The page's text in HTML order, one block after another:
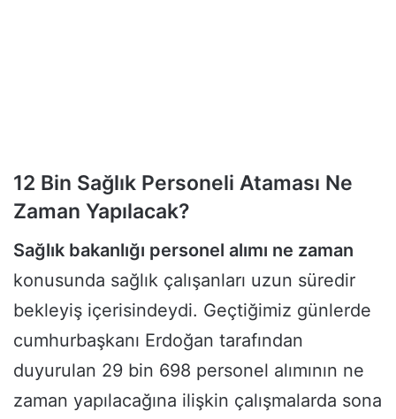
12 Bin Sağlık Personeli Ataması Ne
Zaman Yapılacak?
Sağlık bakanlığı personel alımı ne zaman
konusunda sağlık çalışanları uzun süredir
bekleyiş içerisindeydi. Geçtiğimiz günlerde
cumhurbaşkanı Erdoğan tarafından
duyurulan 29 bin 698 personel alımının ne
zaman yapılacağına ilişkin çalışmalarda sona